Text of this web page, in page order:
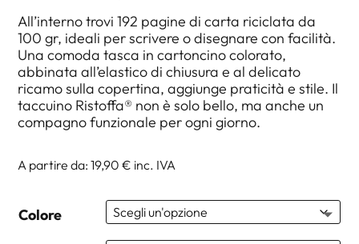
All’interno trovi 192 pagine di carta riciclata da
100 gr, ideali per scrivere o disegnare con facilità.
Una comoda tasca in cartoncino colorato,
abbinata all’elastico di chiusura e al delicato
ricamo sulla copertina, aggiunge praticità e stile. Il
taccuino Ristoffa® non è solo bello, ma anche un
compagno funzionale per ogni giorno.
A partire da: 19,90 € inc. IVA
Colore